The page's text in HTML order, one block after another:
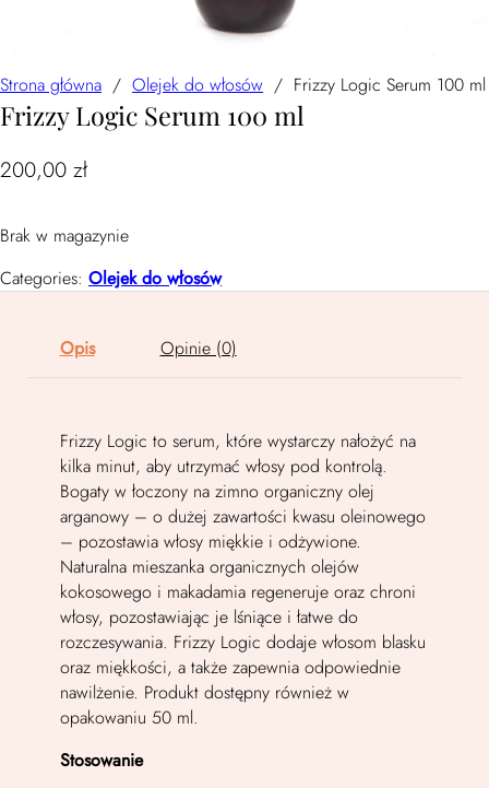
Strona główna / Olejek do włosów / Frizzy Logic Serum 100 ml
Frizzy Logic Serum 100 ml
200,00 zł
Brak w magazynie
Categories: Olejek do włosów
Opis Opinie (0)
Frizzy Logic to serum, które wystarczy nałożyć na
kilka minut, aby utrzymać włosy pod kontrolą.
Bogaty w łoczony na zimno organiczny olej
arganowy – o dużej zawartości kwasu oleinowego
– pozostawia włosy miękkie i odżywione.
Naturalna mieszanka organicznych olejów
kokosowego i makadamia regeneruje oraz chroni
włosy, pozostawiając je lśniące i łatwe do
rozczesywania. Frizzy Logic dodaje włosom blasku
oraz miękkości, a także zapewnia odpowiednie
nawilżenie. Produkt dostępny również w
opakowaniu 50 ml.
Stosowanie